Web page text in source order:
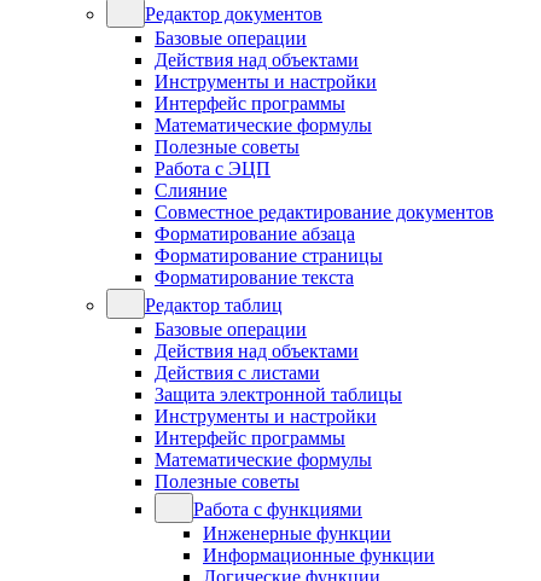
Редактор документов
Базовые операции
Действия над объектами
Инструменты и настройки
Интерфейс программы
Математические формулы
Полезные советы
Работа с ЭЦП
Слияние
Совместное редактирование документов
Форматирование абзаца
Форматирование страницы
Форматирование текста
Редактор таблиц
Базовые операции
Действия над объектами
Действия с листами
Защита электронной таблицы
Инструменты и настройки
Интерфейс программы
Математические формулы
Полезные советы
Работа с функциями
Инженерные функции
Информационные функции
Логические функции